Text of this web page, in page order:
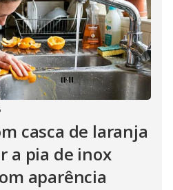
casca de laranja
a pia de inox
aparência